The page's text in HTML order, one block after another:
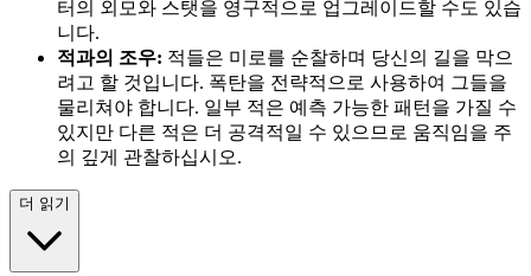
터의 외모와 스탯을 영구적으로 업그레이드할 수도 있습
니다.
적과의 조우: 적들은 미로를 순찰하며 당신의 길을 막으
려고 할 것입니다. 폭탄을 전략적으로 사용하여 그들을
물리쳐야 합니다. 일부 적은 예측 가능한 패턴을 가질 수
있지만 다른 적은 더 공격적일 수 있으므로 움직임을 주
의 깊게 관찰하십시오.
더 읽기